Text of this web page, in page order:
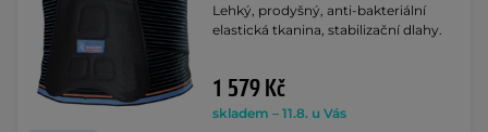
Lehký, prodyšný, anti-bakteriální
elastická tkanina, stabilizační dlahy.
1 579 Kč
skladem – 11.8. u Vás